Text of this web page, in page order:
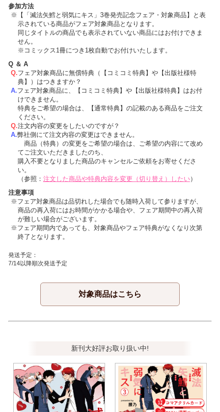
参加方法
【「滅法矢鱈と弱気にキス」3巻発売記念フェア・対象商品】と表
示されている商品がフェア対象商品となります。
同じタイトルの商品でも表示されていない商品にはお付けできま
せん。
※コミックス1冊につき1枚自動でお付けいたします。
Q ＆ A
フェア対象商品に無償特典（【コミコミ特典】や【出版社様特
典】）はつきますか？
フェア対象商品に、【コミコミ特典】や【出版社様特典】はお付
けできません。
特典をご希望の場合は、【通常特典】の記載のある商品をご注文
ください。
注文内容の変更をしたいのですが？
弊社側にて注文内容の変更はできません。
商品（特典）の変更をご希望の場合は、ご希望の内容にて改め
てご注文いただきましたのち、
購入不要となりました商品のキャンセルご依頼をお寄せくださ
い。
（参照： 注文した商品や特典内容を変更（切り替え）したい）
注意事項
フェア対象商品は品切れした場合でも随時入荷して参りますが、
商品の再入荷にはお時間がかかる場合や、フェア期間中の再入荷
が難しい場合がございます。
フェア期間内であっても、対象商品やフェア特典がなくなり次第
終了となります。
発送予定：
7/14以降順次発送予定
対象商品はこちら
新刊大好評お取り扱い中!